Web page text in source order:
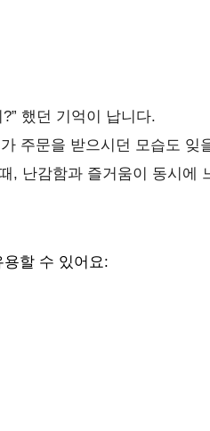
했던 기억이 납니다.
주문을 받으시던 모습도 잊
, 난감함과 즐거움이 동시에
할 수 있어요: